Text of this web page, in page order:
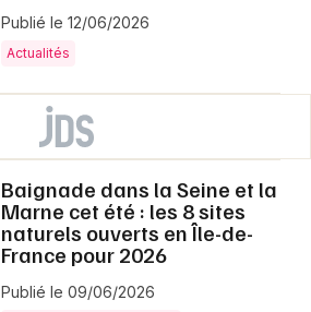
Publié le 12/06/2026
Actualités
Baignade dans la Seine et la
Marne cet été : les 8 sites
naturels ouverts en Île-de-
France pour 2026
Publié le 09/06/2026